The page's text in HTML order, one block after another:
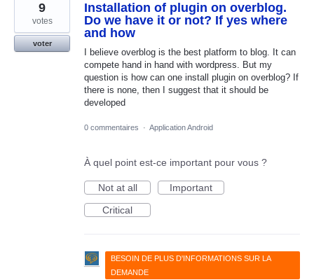
Installation of plugin on overblog.
Do we have it or not? If yes where
and how
I believe overblog is the best platform to blog. It can
compete hand in hand with wordpress. But my
question is how can one install plugin on overblog? If
there is none, then I suggest that it should be
developed
9
votes
voter
0 commentaires · Application Android
À quel point est-ce important pour vous ?
Not at all
Important
Critical
BESOIN DE PLUS D'INFORMATIONS SUR LA
DEMANDE